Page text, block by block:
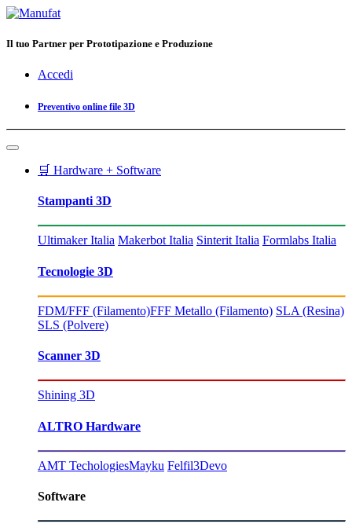
Il tuo Partner per Prototipazione e Produzione
Accedi
Preventivo online file 3D
🛒 Hardware + Software
Stampanti 3D
Ultimaker Italia Makerbot Italia Sinterit Italia Formlabs Italia
Tecnologie 3D
FDM/FFF (Filamento)FFF Metallo (Filamento) SLA (Resina)
SLS (Polvere)
Scanner 3D
Shining 3D
ALTRO Hardware
AMT TechologiesMayku Felfil3Devo
Software